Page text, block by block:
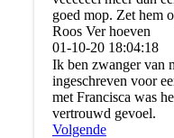
goed mop. Zet hem
Roos Ver hoeven
01-10-20 18:04:18
Ik ben zwanger van
ingeschreven voor
met Francisca was
vertrouwd gevoel.
Volgende